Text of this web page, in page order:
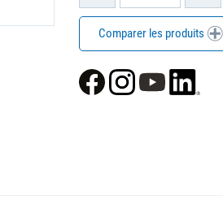
Comparer les produits